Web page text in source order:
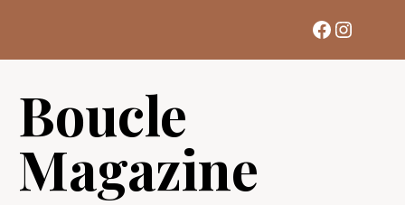
contenu
Facebook
Boucle
Magazine